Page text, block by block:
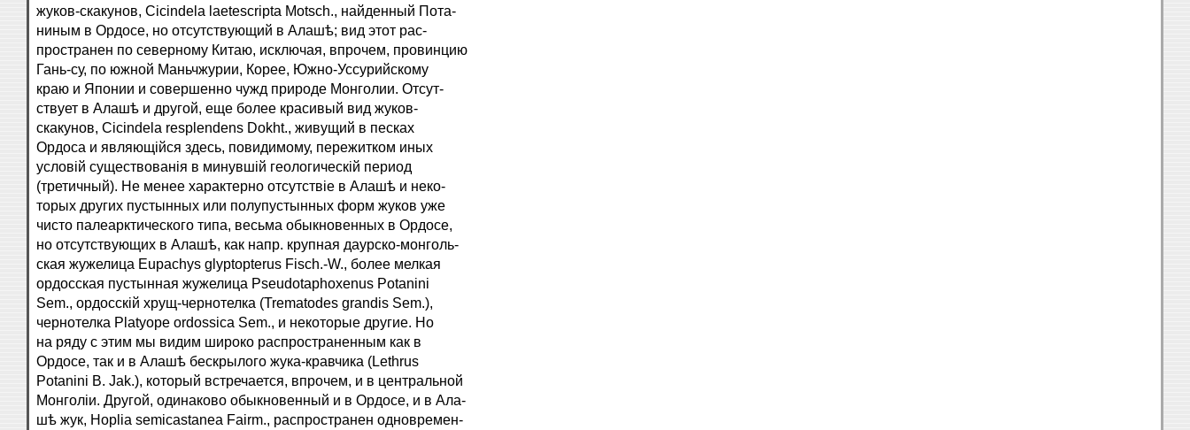
жуков-скакунов, Cicindela laetescripta Motsch., найденный Пота-
ниным в Ордосе, но отсутствующий в Алашѣ; вид этот рас-
пространен по северному Китаю, исключая, впрочем, провинцию
Гань-су, по южной Маньчжурии, Кореe, Южно-Уссурийскому
краю и Японии и совершенно чужд природе Монголии. Отсут-
ствует в Алашѣ и другой, еще более красивый вид жуков-
скакунов, Cicindela resplendens Dokht., живущий в песках
Ордоса и являющійся здесь, повидимому, пережитком иных
условій существованія в минувшій геологическій период
(третичный). Не менее характерно отсутствіе в Алашѣ и неко-
торых других пустынных или полупустынных форм жуков уже
чисто палеарктического типа, весьма обыкновенных в Ордосе,
но отсутствующих в Алашѣ, как напр. крупная даурско-монголь-
ская жужелица Eupachys glyptopterus Fisch.-W., более мелкая
ордосская пустынная жужелица Pseudotaphoxenus Potanini
Sem., ордосскій хрущ-чернотелка (Trematodes grandis Sem.),
чернотелка Platyope ordossica Sem., и некоторые другие. Но
на ряду с этим мы видим широко распространенным как в
Ордосе, так и в Алашѣ бескрылого жука-кравчика (Lethrus
Potanini B. Jak.), который встречается, впрочем, и в центральной
Монголіи. Другой, одинаково обыкновенный и в Ордосе, и в Ала-
шѣ жук, Hoplia semicastanea Fairm., распространен одновремен-